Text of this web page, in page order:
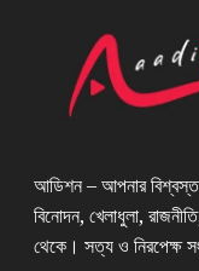
আডিশন – আপনার বিশ্বস্ত
বিনোদন, খেলাধুলা,
থেকে। সত্য ও নিরপেক্ষ